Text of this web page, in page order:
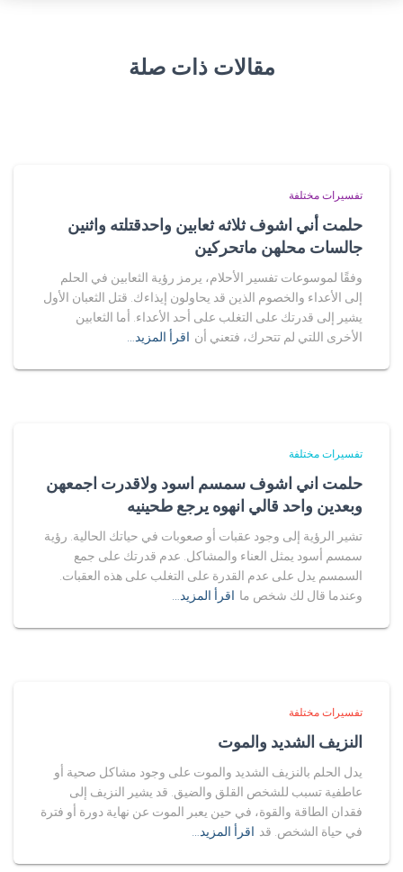
مقالات ذات صلة
تفسيرات مختلفة
حلمت أني اشوف ثلاثه ثعابين واحدقتلته واثنين
جالسات محلهن ماتحركين
وفقًا لموسوعات تفسير الأحلام، يرمز رؤية الثعابين في الحلم
إلى الأعداء والخصوم الذين قد يحاولون إيذاءك. قتل الثعبان الأول
يشير إلى قدرتك على التغلب على أحد الأعداء. أما الثعابين
الأخرى اللتي لم تتحرك، فتعني أن اقرأ المزيد…
تفسيرات مختلفة
حلمت اني اشوف سمسم اسود ولاقدرت اجمعهن
وبعدين واحد قالي انهوه يرجع طحينيه
تشير الرؤية إلى وجود عقبات أو صعوبات في حياتك الحالية. رؤية
سمسم أسود يمثل العناء والمشاكل. عدم قدرتك على جمع
السمسم يدل على عدم القدرة على التغلب على هذه العقبات.
وعندما قال لك شخص ما اقرأ المزيد…
تفسيرات مختلفة
النزيف الشديد والموت
يدل الحلم بالنزيف الشديد والموت على وجود مشاكل صحية أو
عاطفية تسبب للشخص القلق والضيق. قد يشير النزيف إلى
فقدان الطاقة والقوة، في حين يعبر الموت عن نهاية دورة أو فترة
في حياة الشخص. قد اقرأ المزيد…